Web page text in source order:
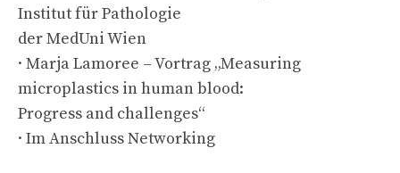
Institut für Pathologie
der MedUni Wien
· Marja Lamoree – Vortrag „Measuring
microplastics in human blood:
Progress and challenges“
· Im Anschluss Networking